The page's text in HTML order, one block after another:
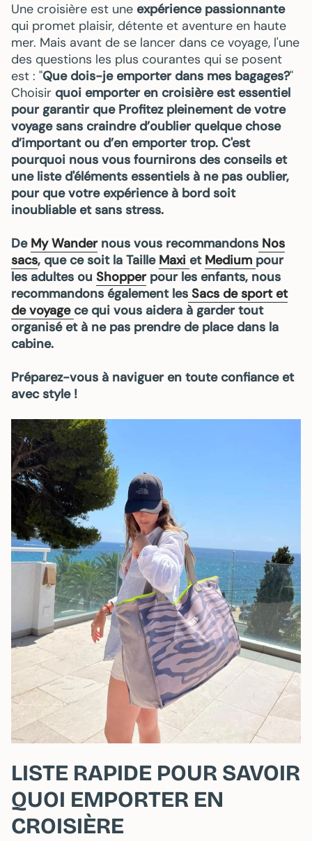
Une croisière est une expérience passionnante
qui promet plaisir, détente et aventure en haute
mer. Mais avant de se lancer dans ce voyage, l'une
des questions les plus courantes qui se posent
est : "Que dois-je emporter dans mes bagages?"
Choisir quoi emporter en croisière est essentiel
pour garantir que Profitez pleinement de votre
voyage sans craindre d’oublier quelque chose
d’important ou d’en emporter trop. C'est
pourquoi nous vous fournirons des conseils et
une liste d'éléments essentiels à ne pas oublier,
pour que votre expérience à bord soit
inoubliable et sans stress.
De My Wandernous vous recommandons Nos
sacs, que ce soit la Taille Maxi et Medium pour
les adultes ou Shopperpour les enfants, nous
recommandons également les Sacs de sport et
de voyage ce qui vous aidera à garder tout
organisé et à ne pas prendre de place dans la
cabine.
Préparez-vous à naviguer en toute confiance et
avec style !
LISTE RAPIDE POUR SAVOIR
QUOI EMPORTER EN
CROISIÈRE